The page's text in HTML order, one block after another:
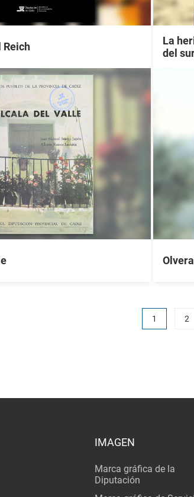
Reich
La
del
Olvera
1 2
IMAGEN
Marca gráfica de la
Diputación